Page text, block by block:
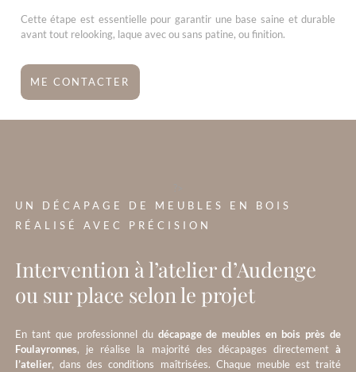
Cette étape est essentielle pour garantir une base saine et durable
avant tout relooking, laque avec ou sans patine, ou finition.
ME CONTACTER
UN DÉCAPAGE DE MEUBLES EN BOIS
RÉALISÉ AVEC PRÉCISION
Intervention à l’atelier d’Audenge
ou sur place selon le projet
En tant que professionnel du décapage de meubles en bois près de
Foulayronnes, je réalise la majorité des décapages directement à
l’atelier, dans des conditions maîtrisées. Chaque meuble est traité